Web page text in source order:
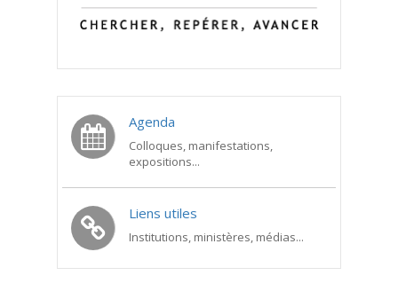
Agenda
Colloques, manifestations,
expositions...
Liens utiles
Institutions, ministères, médias...